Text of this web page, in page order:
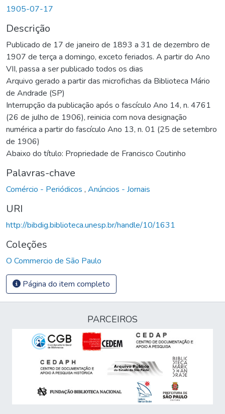
1905-07-17
Descrição
Publicado de 17 de janeiro de 1893 a 31 de dezembro de
1907 de terça a domingo, exceto feriados. A partir do Ano
VII, passa a ser publicado todos os dias
Arquivo gerado a partir das microfichas da Biblioteca Mário
de Andrade (SP)
Interrupção da publicação após o fascículo Ano 14, n. 4761
(26 de julho de 1906), reinicia com nova designação
numérica a partir do fascículo Ano 13, n. 01 (25 de setembro
de 1906)
Abaixo do título: Propriedade de Francisco Coutinho
Palavras-chave
Comércio - Periódicos , Anúncios - Jornais
URI
http://bibdig.biblioteca.unesp.br/handle/10/1631
Coleções
O Commercio de São Paulo
Página do item completo
PARCEIROS